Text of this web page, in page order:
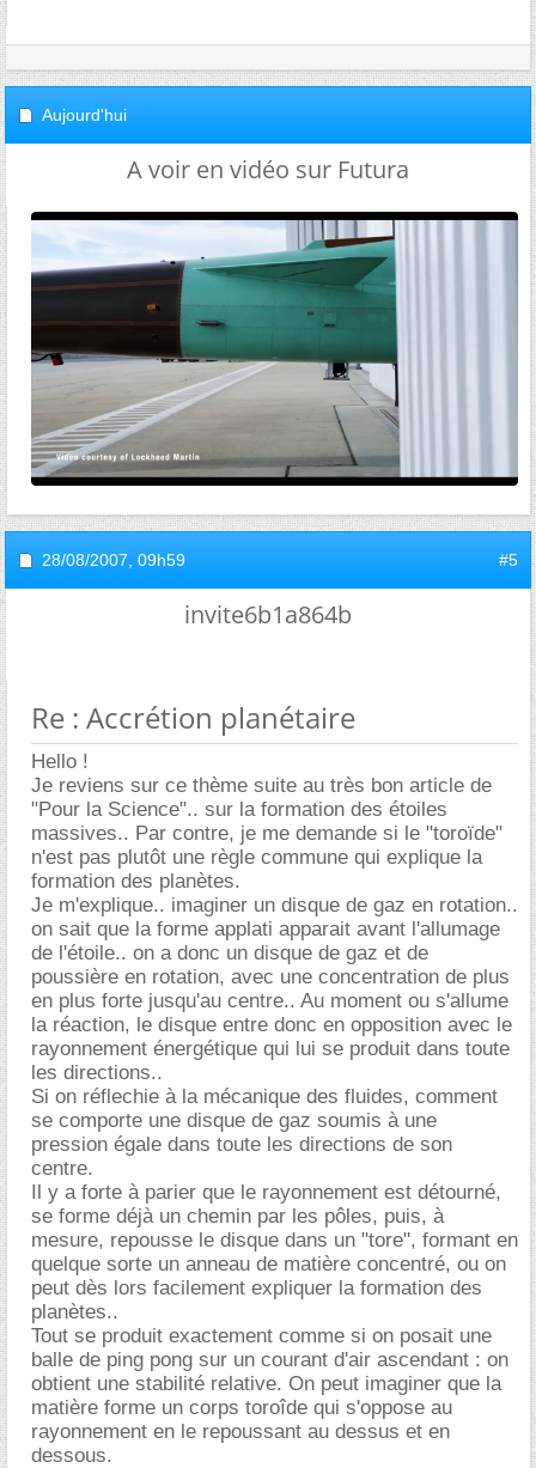
Aujourd'hui
A voir en vidéo sur Futura
28/08/2007, 09h59 #5
invite6b1a864b
Re : Accrétion planétaire
Hello !
Je reviens sur ce thème suite au très bon article de
"Pour la Science".. sur la formation des étoiles
massives.. Par contre, je me demande si le "toroïde"
n'est pas plutôt une règle commune qui explique la
formation des planètes.
Je m'explique.. imaginer un disque de gaz en rotation..
on sait que la forme applati apparait avant l'allumage
de l'étoile.. on a donc un disque de gaz et de
poussière en rotation, avec une concentration de plus
en plus forte jusqu'au centre.. Au moment ou s'allume
la réaction, le disque entre donc en opposition avec le
rayonnement énergétique qui lui se produit dans toute
les directions..
Si on réflechie à la mécanique des fluides, comment
se comporte une disque de gaz soumis à une
pression égale dans toute les directions de son
centre.
Il y a forte à parier que le rayonnement est détourné,
se forme déjà un chemin par les pôles, puis, à
mesure, repousse le disque dans un "tore", formant en
quelque sorte un anneau de matière concentré, ou on
peut dès lors facilement expliquer la formation des
planètes..
Tout se produit exactement comme si on posait une
balle de ping pong sur un courant d'air ascendant : on
obtient une stabilité relative. On peut imaginer que la
matière forme un corps toroîde qui s'oppose au
rayonnement en le repoussant au dessus et en
dessous.